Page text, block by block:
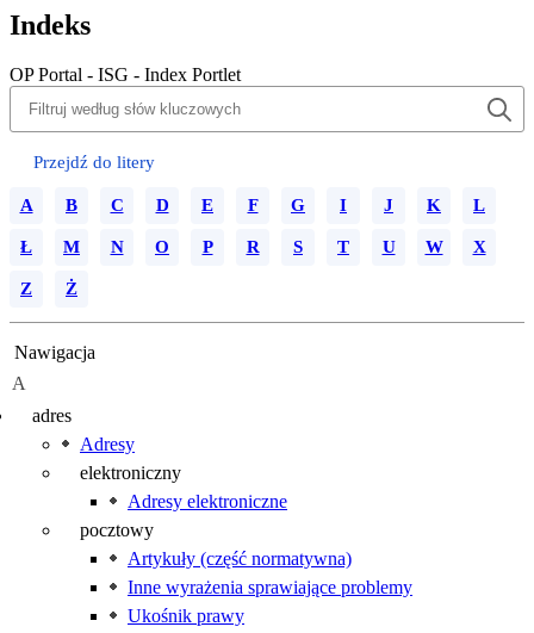
Indeks
OP Portal - ISG - Index Portlet
Przejdź do litery
A B C D E F G I J K L
Ł M N O P R S T U W X
Z Ż
Nawigacja
A
adres
Adresy
elektroniczny
Adresy elektroniczne
pocztowy
Artykuły (część normatywna)
Inne wyrażenia sprawiające problemy
Ukośnik prawy